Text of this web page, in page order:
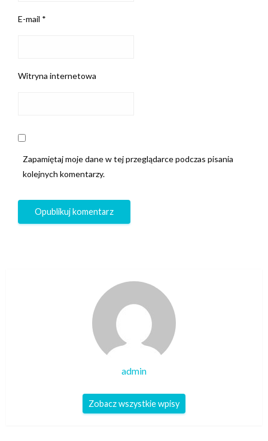
E-mail *
Witryna internetowa
Zapamiętaj moje dane w tej przeglądarce podczas pisania
kolejnych komentarzy.
admin
Zobacz wszystkie wpisy